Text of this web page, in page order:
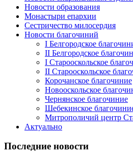
Новости образования
Монастыри епархии
Сестричество милосердия
Новости благочиний
I Белгородское
II Белгородское
I Старооскольское
II Старооскольское
Корочанское благочиние
Новооскольское
Чернянское благочиние
Шебекинское
Митрополичий центр
Актуально
Последние новости